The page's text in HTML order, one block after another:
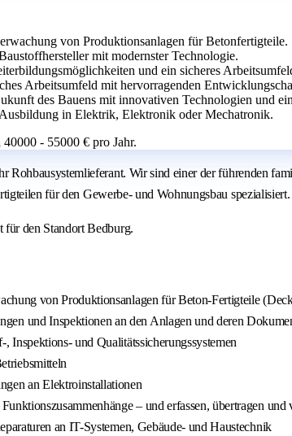
von Produktionsanlagen für Betonfertigteile.
mit modernster Technologie.
und ein sicheres
Arbeitsumfeld mit hervorragenden
des Bauens mit innovativen Technologien und
in Elektrik, Elektronik oder Mechatronik.
- 55000 € pro Jahr.
Rohbausystemlieferant. Wir sind einer der führenden
für den Gewerbe- und Wohnungsbau spezialisiert.
den Standort Bedburg.
von Produktionsanlagen für Beton-Fertigteile
und Inspektionen an den Anlagen und deren
Inspektions- und Qualitätssicherungssystemen
an Elektroinstallationen
– und erfassen, übertragen
an IT-Systemen, Gebäude- und Haustechnik